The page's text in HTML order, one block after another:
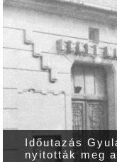
Időutazás
nyitották meg